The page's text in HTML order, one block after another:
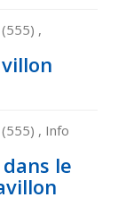
,
, Info
le